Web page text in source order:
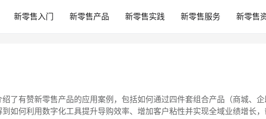
新零售入门 新零售产品 新零售实践 新零售服务 新零售
了有赞新零售产品的应用案例，包括如何通过四件套组合产品（商城、
如何利用数字化工具提升导购效率、增加客户粘性并实现全域业绩增长